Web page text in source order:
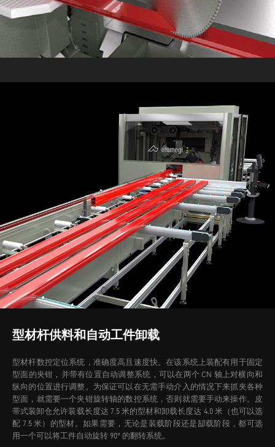
型材杆供料和自动工件卸载
型材杆数控定位系统，准确度高且速度快。在该系统上装配有用于固定
型面的夹钳，并带有位置自动调整系统，可以在两个 CN 轴上对横向和
纵向的位置进行调整。为保证可以在无需手动介入的情况下来抓夹各种
型面，就需要一个夹钳旋转轴的数控系统，否则就需要手动来操作。
皮
带式装卸仓允许装载长度达 7.5 米的型材和卸载长度达 4.0 米（也可以选
配 7.5 米）的型材。如果需要，无论是装载阶段还是缷载阶段，都可选
用一个可以将工件自动旋转 90° 的翻转系统。